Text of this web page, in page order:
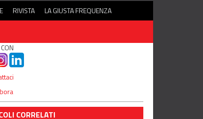
RIVISTA LA GIUSTA FREQUENZA
CORRELATI